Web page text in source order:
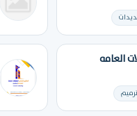
العامه
ترميم